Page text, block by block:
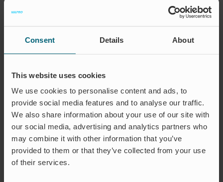
Consent Details About
This website uses cookies
We use cookies to personalise content and ads, to
provide social media features and to analyse our traffic.
We also share information about your use of our site with
our social media, advertising and analytics partners who
may combine it with other information that you’ve
provided to them or that they’ve collected from your use
of their services.
Wetterlagen. Die gute Nachricht ist,
Gefahr von Überschwemmungen zu
Rückschlagventile haben Tausende
verhindert.
MEHR LESEN